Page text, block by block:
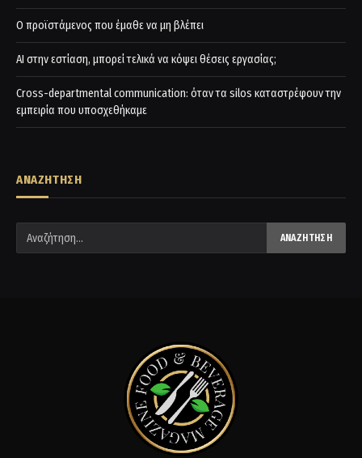
Ο προϊστάμενος που έμαθε να μη βλέπει
AI στην εστίαση, μπορεί τελικά να κόψει θέσεις εργασίας;
Cross-departmental communication: όταν τα silos καταστρέφουν την
εμπειρία που υποσχεθήκαμε
ΑΝΑΖΗΤΗΣΗ